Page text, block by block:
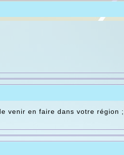
venir en faire dans votre région